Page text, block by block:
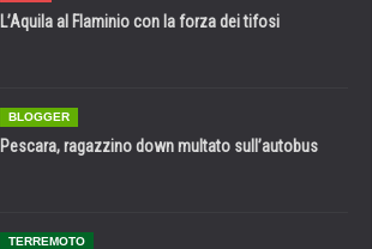
L’Aquila al Flaminio con la forza dei tifosi
BLOGGER
Pescara, ragazzino down multato sull’autobus
TERREMOTO